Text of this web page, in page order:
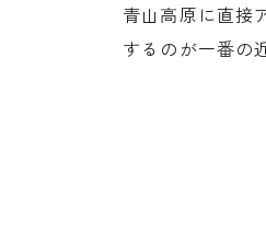
青山高原に直接
するのが一番の